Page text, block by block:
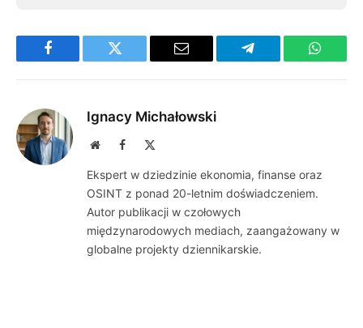
Facebook Twitter Email Telegram
Ignacy Michałowski
WebsiteFacebook
Ekspert w dziedzinie ekonomia, finanse oraz
OSINT z ponad 20-letnim doświadczeniem.
Autor publikacji w czołowych
międzynarodowych mediach, zaangażowany w
globalne projekty dziennikarskie.